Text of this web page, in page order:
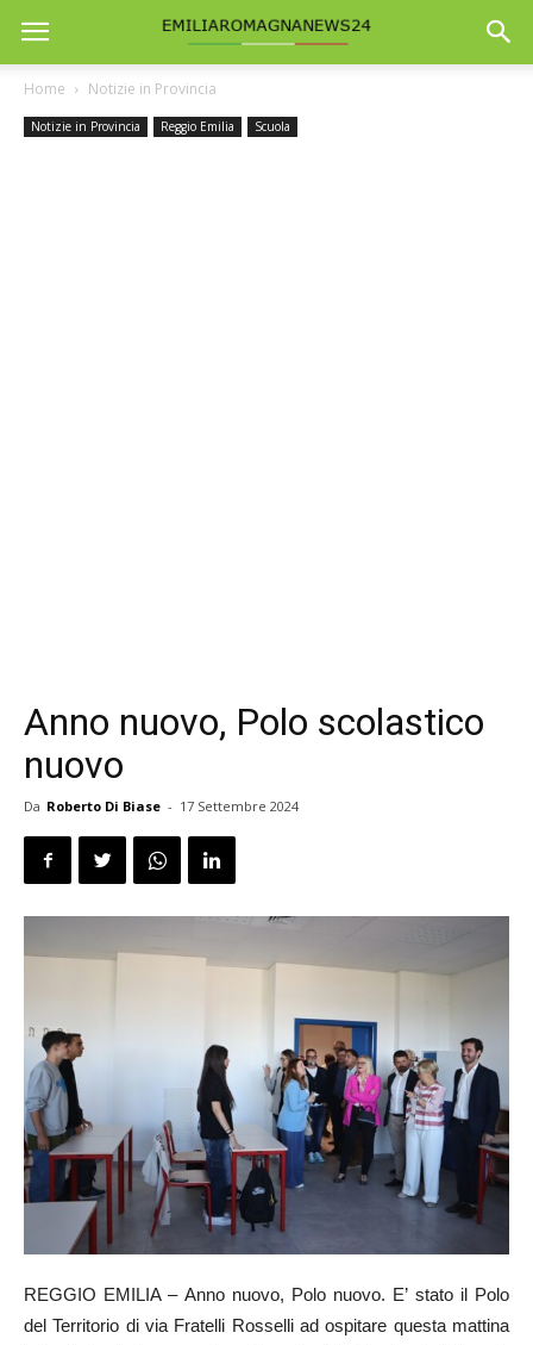
Home Notizie in Provincia
Notizie in Provincia Reggio Emilia Scuola
Anno nuovo, Polo scolastico
nuovo
Da Roberto Di Biase - 17 Settembre 2024
REGGIO EMILIA – Anno nuovo, Polo nuovo. E’ stato il Polo
del Territorio di via Fratelli Rosselli ad ospitare questa mattina